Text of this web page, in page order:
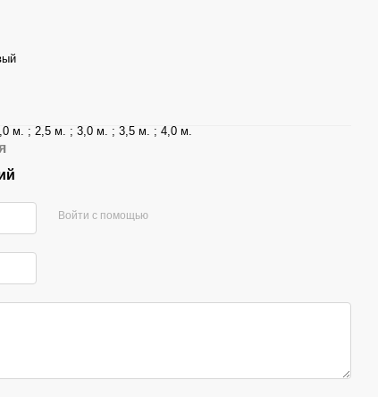
м. ; 2,5 м. ; 3,0 м. ; 3,5 м. ; 4,0 м.
Войти с помощью